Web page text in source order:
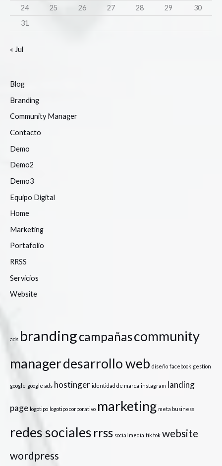
24
25 26 27 28 29
30
31
« Jul
Blog
Branding
Community Manager
Contacto
Demo
Demo2
Demo3
Equipo Digital
Home
Marketing
Portafolio
RRSS
Servicios
Website
ads brandingcampañascommunity
managerdesarrollo web diseño facebook gestion
google google ads hostinger identidad de marca instagram landing
page logotipo logotipo corporativo marketing meta business
redes sociales rrss social media tik tok website
wordpress